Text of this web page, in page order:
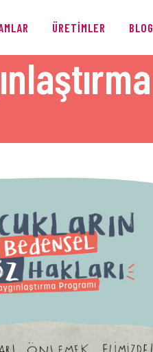
ÜRETIMLER BLOG